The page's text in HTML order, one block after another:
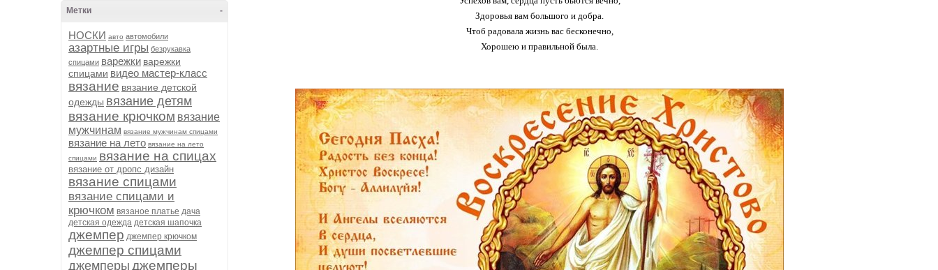
-
Метки
НОСКИ авто автомобили
азартные игры безрукавка
спицами варежки варежки
спицами видео мастер-класс
вязание вязание детской
одежды вязание детям
вязание крючком вязание
мужчинам вязание мужчинам спицами
вязание на лето вязание на лето
спицами вязание на спицах
вязание от дропс дизайн
вязание спицами
вязание спицами и
крючком вязаное платье дача
детская одежда детская шапочка
джемпер джемпер крючком
джемпер спицами
джемперы джемперы
Здоровья вам большого и добра.
Чтоб радовала жизнь вас бесконечно,
Хорошею и правильной была.